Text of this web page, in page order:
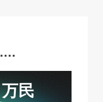
万民